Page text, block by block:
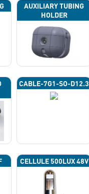
AUXILIARY TUBING
HOLDER
CABLE-7G1-SO-D12.3
CELLULE 500LUX 48V